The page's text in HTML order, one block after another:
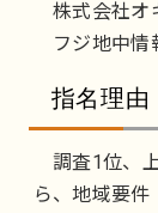
株式会社オ
フジ地中情
指名理由
調査1位、
ら、地域要件